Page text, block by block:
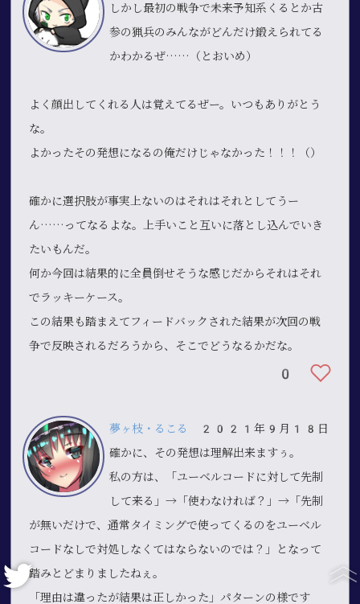
しかし最初の戦争で未来予知系くるとか古
参の猟兵のみんながどんだけ鍛えられてる
かわかるぜ……（とおいめ）
よく顔出してくれる人は覚えてるぜー。いつもありがとう
な。
よかったその発想になるの俺だけじゃなかった ！！！（）
確かに選択肢が事実上ないのはそれはそれとしてうー
ん……ってなるよな。上手いこと互いに落とし込んでいき
たいもんだ。
何か今回は結果的に全員倒せそうな感じだからそれはそれ
でラッキーケース。
この結果も踏まえてフィードバックされた結果が次回の戦
争で反映されるだろうから、そこでどうなるかだな。
0
夢ヶ枝・るこる
2021年9月18日
確かに、その発想は理解出来ますぅ。
私の方は、「ユーベルコードに対して先制
して来る」→「使わなければ？」→「先制
が無いだけで、通常タイミングで使ってくるのをユーベル
コードなしで対処しなくてはならないのでは？」となって
踏みとどまりましたねぇ。
「理由は違ったが結果は正しかった」パターンの様です